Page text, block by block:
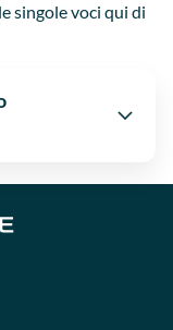
singole voci qui di